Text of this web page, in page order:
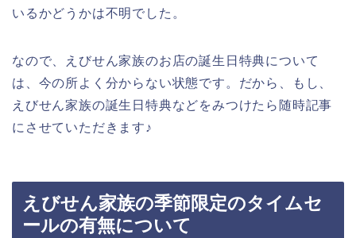
いるかどうかは不明でした。
なので、えびせん家族のお店の誕生日特典について
は、今の所よく分からない状態です。だから、もし、
えびせん家族の誕生日特典などをみつけたら随時記事
にさせていただきます♪
えびせん家族の季節限定のタイムセ
ールの有無について